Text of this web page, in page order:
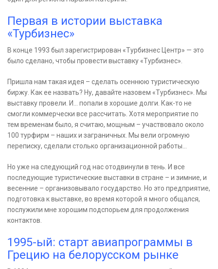
Первая в истории выставка
«Турбизнес»
В конце 1993 был зарегистрирован «Турбизнес Центр» — это
было сделано, чтобы провести выставку «Турбизнес».
Пришла нам такая идея – сделать осеннюю туристическую
биржу. Как ее назвать? Ну, давайте назовем «Турбизнес». Мы
выставку провели. И… попали в хорошие долги. Как-то не
смогли коммерчески все рассчитать. Хотя мероприятие по
тем временам было, я считаю, мощным – участвовало около
100 турфирм – наших и заграничных. Мы вели огромную
переписку, сделали столько организационной работы…
Но уже на следующий год нас отодвинули в тень. И все
последующие туристические выставки в стране – и зимние, и
весенние – организовывало государство. Но это предприятие,
подготовка к выставке, во время которой я много общался,
послужили мне хорошим подспорьем для продолжения
контактов.
1995-ый: старт авиапрограммы в
Грецию на белорусском рынке